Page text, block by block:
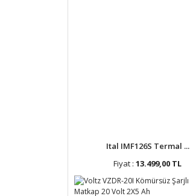
Ital IMF126S Termal ...
Fiyat : 13.499,00 TL